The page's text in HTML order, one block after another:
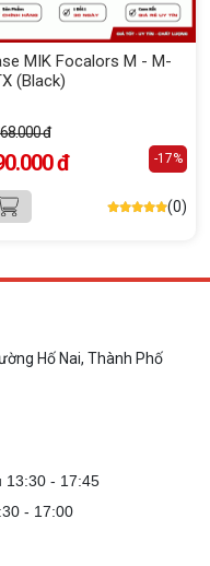
MIK Focalors M - M-
(Black)
đ
đ -17%
(0)
Hố Nai, Thành Phố
13:30 - 17:45
- 17:00